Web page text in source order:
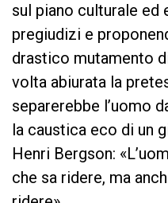
sul piano culturale
pregiudizi e
drastico mutamento
volta abiurata la
separerebbe l’uomo
la caustica eco di un
Henri Bergson:
che sa ridere, ma